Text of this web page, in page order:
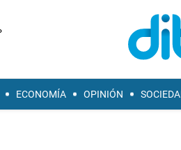
ECONOMÍA OPINIÓN